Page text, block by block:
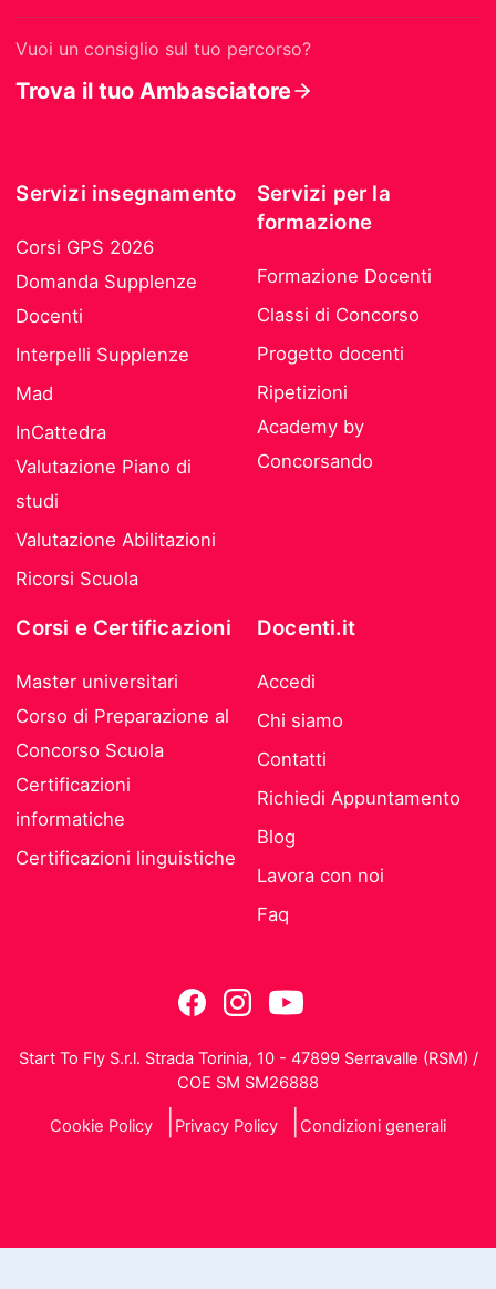
Vuoi un consiglio sul tuo percorso?
Trova il tuo Ambasciatore
Servizi insegnamento
Corsi GPS 2026
Domanda Supplenze
Docenti
Interpelli Supplenze
Mad
InCattedra
Valutazione Piano di
studi
Valutazione Abilitazioni
Ricorsi Scuola
Servizi per la
formazione
Formazione Docenti
Classi di Concorso
Progetto docenti
Ripetizioni
Academy by
Concorsando
Corsi e Certificazioni
Master universitari
Corso di Preparazione al
Concorso Scuola
Certificazioni
informatiche
Certificazioni linguistiche
Docenti.it
Accedi
Chi siamo
Contatti
Richiedi Appuntamento
Blog
Lavora con noi
Faq
Start To Fly S.r.l. Strada Torinia, 10 - 47899 Serravalle (RSM) /
COE SM SM26888
Cookie Policy Privacy Policy Condizioni generali